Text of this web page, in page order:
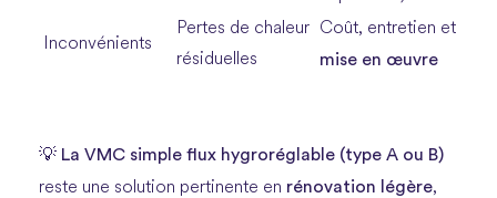
Inconvénients
Pertes de chaleur
résiduelles
Coût, entretien et
mise en œuvre
💡 La VMC simple flux hygroréglable (type A ou B)
reste une solution pertinente en rénovation légère,